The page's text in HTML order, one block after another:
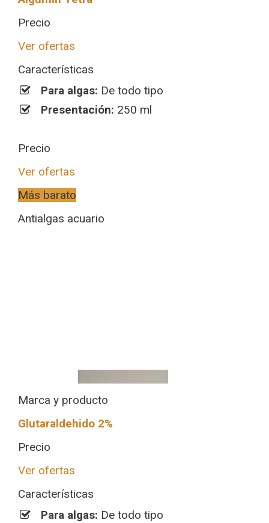
Precio
Ver ofertas
Características
Para algas: De todo tipo
Presentación: 250 ml
Precio
Ver ofertas
Más barato
Antialgas acuario
Marca y producto
Glutaraldehido 2%
Precio
Ver ofertas
Características
Para algas: De todo tipo